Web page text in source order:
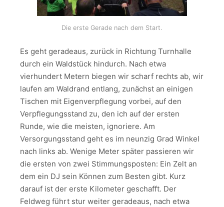
Die erste Gerade nach dem Start.
Es geht geradeaus, zurück in Richtung Turnhalle
durch ein Waldstück hindurch. Nach etwa
vierhundert Metern biegen wir scharf rechts ab, wir
laufen am Waldrand entlang, zunächst an einigen
Tischen mit Eigenverpflegung vorbei, auf den
Verpflegungsstand zu, den ich auf der ersten
Runde, wie die meisten, ignoriere. Am
Versorgungsstand geht es im neunzig Grad Winkel
nach links ab. Wenige Meter später passieren wir
die ersten von zwei Stimmungsposten: Ein Zelt an
dem ein DJ sein Können zum Besten gibt. Kurz
darauf ist der erste Kilometer geschafft. Der
Feldweg führt stur weiter geradeaus, nach etwa